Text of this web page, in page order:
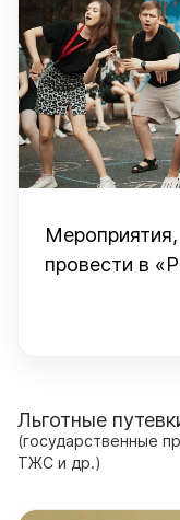
провести в
Льготные
(государственные
ТЖС и др.)